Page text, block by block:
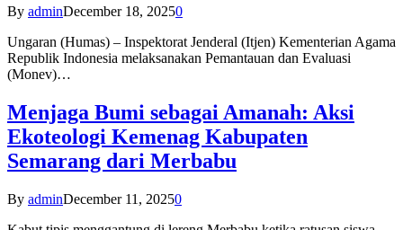
By adminDecember 18, 20250
Ungaran (Humas) – Inspektorat Jenderal (Itjen) Kementerian Agama
Republik Indonesia melaksanakan Pemantauan dan Evaluasi
(Monev)…
Menjaga Bumi sebagai Amanah: Aksi
Ekoteologi Kemenag Kabupaten
Semarang dari Merbabu
By adminDecember 11, 20250